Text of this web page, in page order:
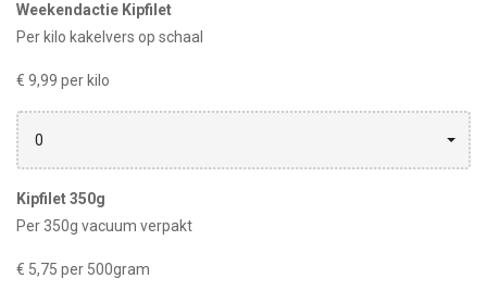
Weekendactie Kipfilet
Per kilo kakelvers op schaal
€ 9,99 per kilo
0
Kipfilet 350g
Per 350g vacuum verpakt
€ 5,75 per 500gram